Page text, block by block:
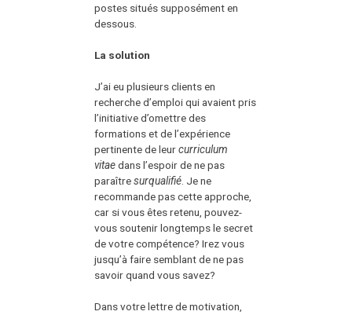
postes situés supposément en
dessous.
La solution
J’ai eu plusieurs clients en
recherche d’emploi qui avaient pris
l’initiative d’omettre des
formations et de l’expérience
pertinente de leurcurriculum
vitaedans l’espoir de ne pas
paraîtresurqualifié. Je ne
recommande pas cette approche,
car si vous êtes retenu, pouvez-
vous soutenir longtemps le secret
de votre compétence? Irez vous
jusqu’à faire semblant de ne pas
savoir quand vous savez?
Dans votre lettre de motivation,